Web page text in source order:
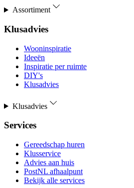
Assortiment
Klusadvies
Wooninspiratie
Ideeën
Inspiratie per ruimte
DIY's
Klusadvies
Klusadvies
Services
Gereedschap huren
Klusservice
Advies aan huis
PostNL afhaalpunt
Bekijk alle services